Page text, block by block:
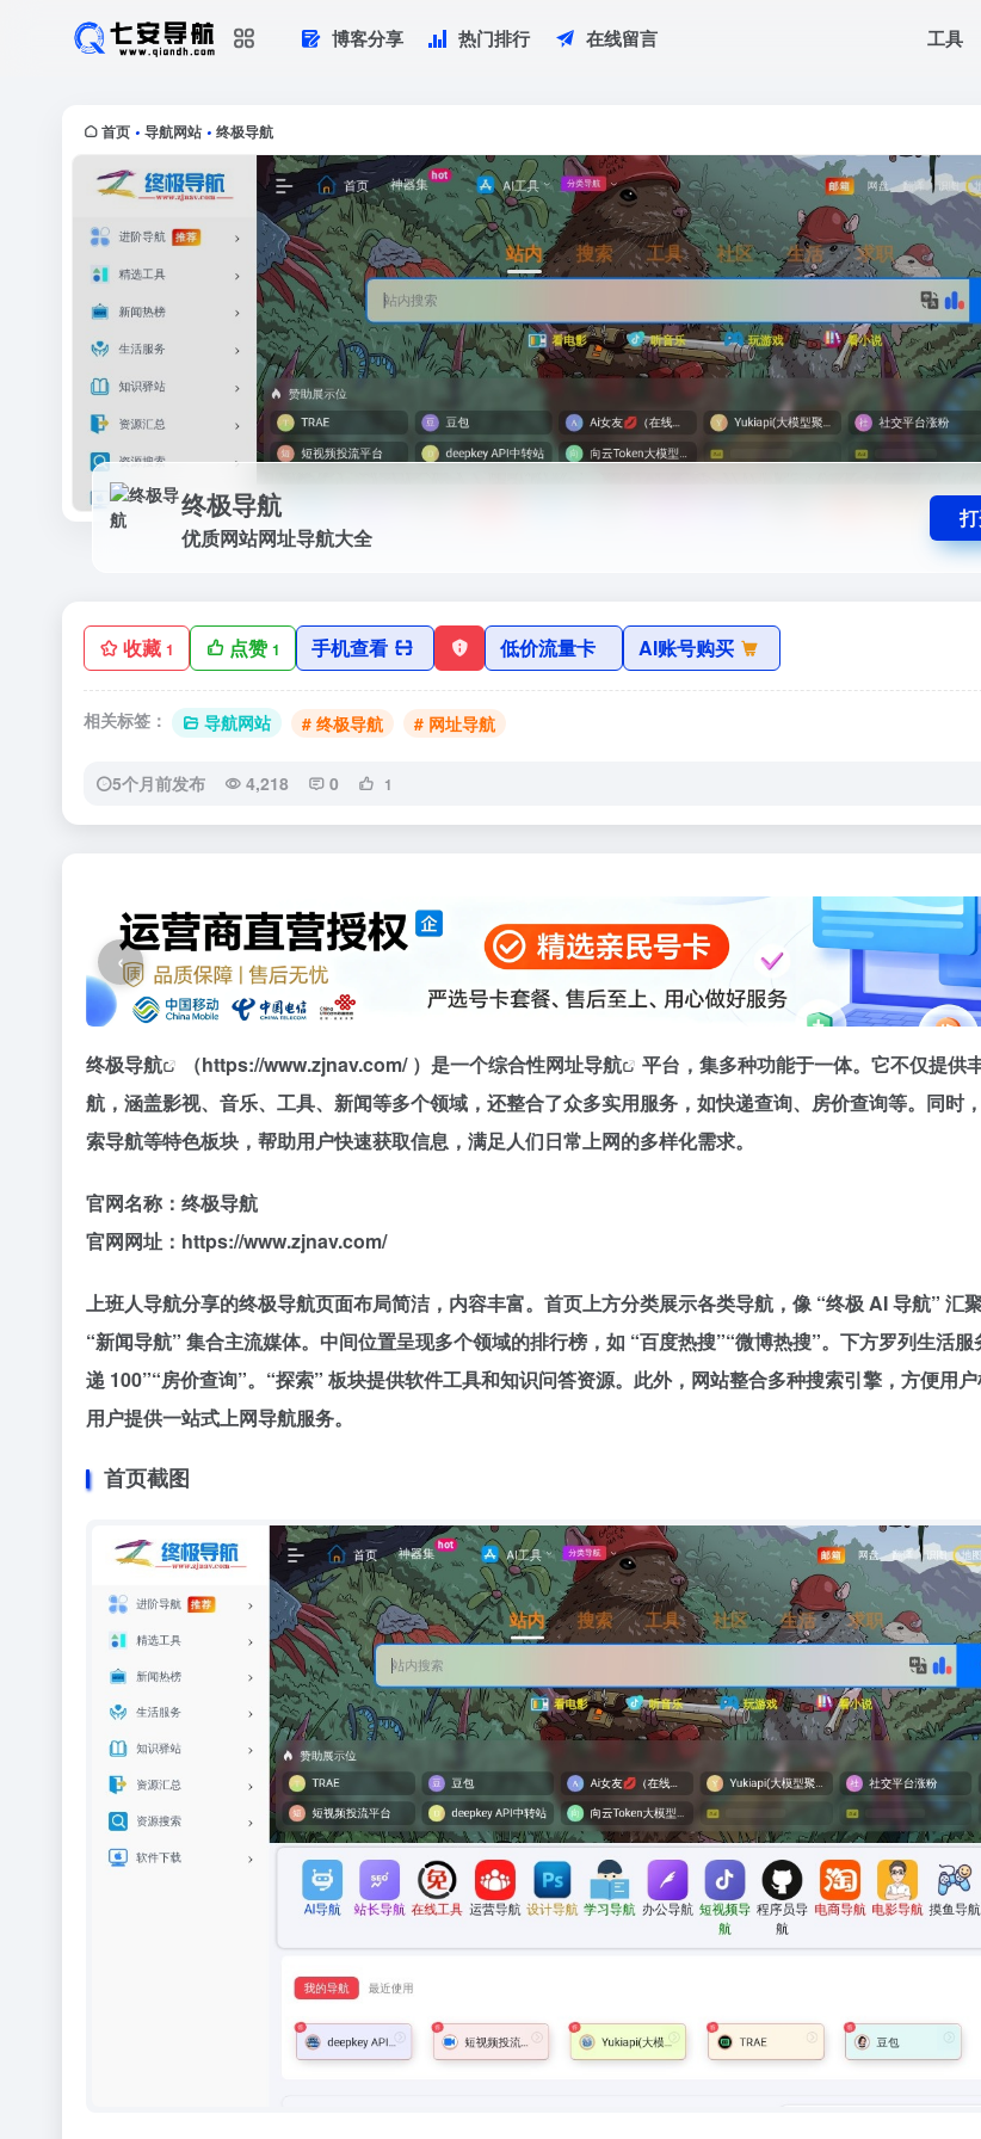
博客分享 热门排行 在线留言 工具
首页 • 导航网站 • 终极导航
终极导航
优质网站网址导航大全
收藏 1 点赞1 手机查看 低价流量卡 AI账号购买
相关标签： 导航网站 # 终极导航 # 网址导航
5个月前发布 4,218 0 1
‹
终极导航 （https://www.zjnav.com/ ）是一个综合性网址导航
平台，集多种功能于一体。它不仅提供
航，涵盖影视、音乐、工具、新闻等多个领域，还整合了众多实用服务，如快递查询、房价查询等。同时
索导航等特色板块，帮助用户快速获取信息，满足人们日常上网的多样化需求。
官网名称：终极导航
官网网址：https://www.zjnav.com/
上班人导航分享的终极导航页面布局简洁，内容丰富。首页上方分类展示各类导航，像 “终极 AI 导航” 汇
“新闻导航” 集合主流媒体。中间位置呈现多个领域的排行榜，如 “百度热搜”“微博热搜”。下方罗列生活
递 100”“房价查询”。“探索” 板块提供软件工具和知识问答资源。此外，网站整合多种搜索引擎，方便用
用户提供一站式上网导航服务。
首页截图